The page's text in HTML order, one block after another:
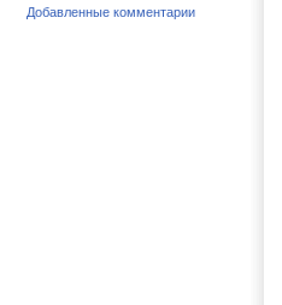
Добавленные комментарии